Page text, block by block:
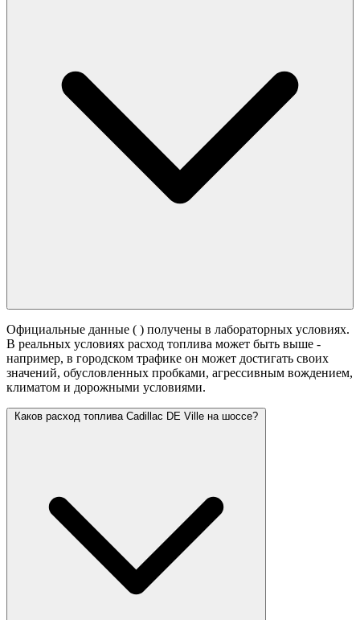
Официальные данные ( ) получены в лабораторных условиях.
В реальных условиях расход топлива может быть выше -
например, в городском трафике он может достигать своих
значений, обусловленных пробками, агрессивным вождением,
климатом и дорожными условиями.
Каков расход топлива Cadillac DE Ville на шоссе?